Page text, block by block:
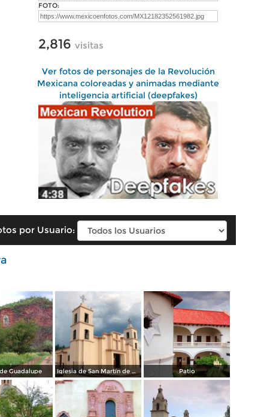
FOTO:
2,816 visitas
Ver fotos de personajes de la Revolución
Mexicana coloreadas y animadas mediante
inteligencia artificial (deepfakes)
por Usuario:
Guadalupe Iglesia de San Martín de Porres Patio